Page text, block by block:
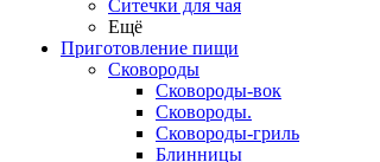
Ситечки для чая
Ещё
Приготовление пищи
Сковороды
Сковороды-вок
Сковороды.
Сковороды-гриль
Блинницы